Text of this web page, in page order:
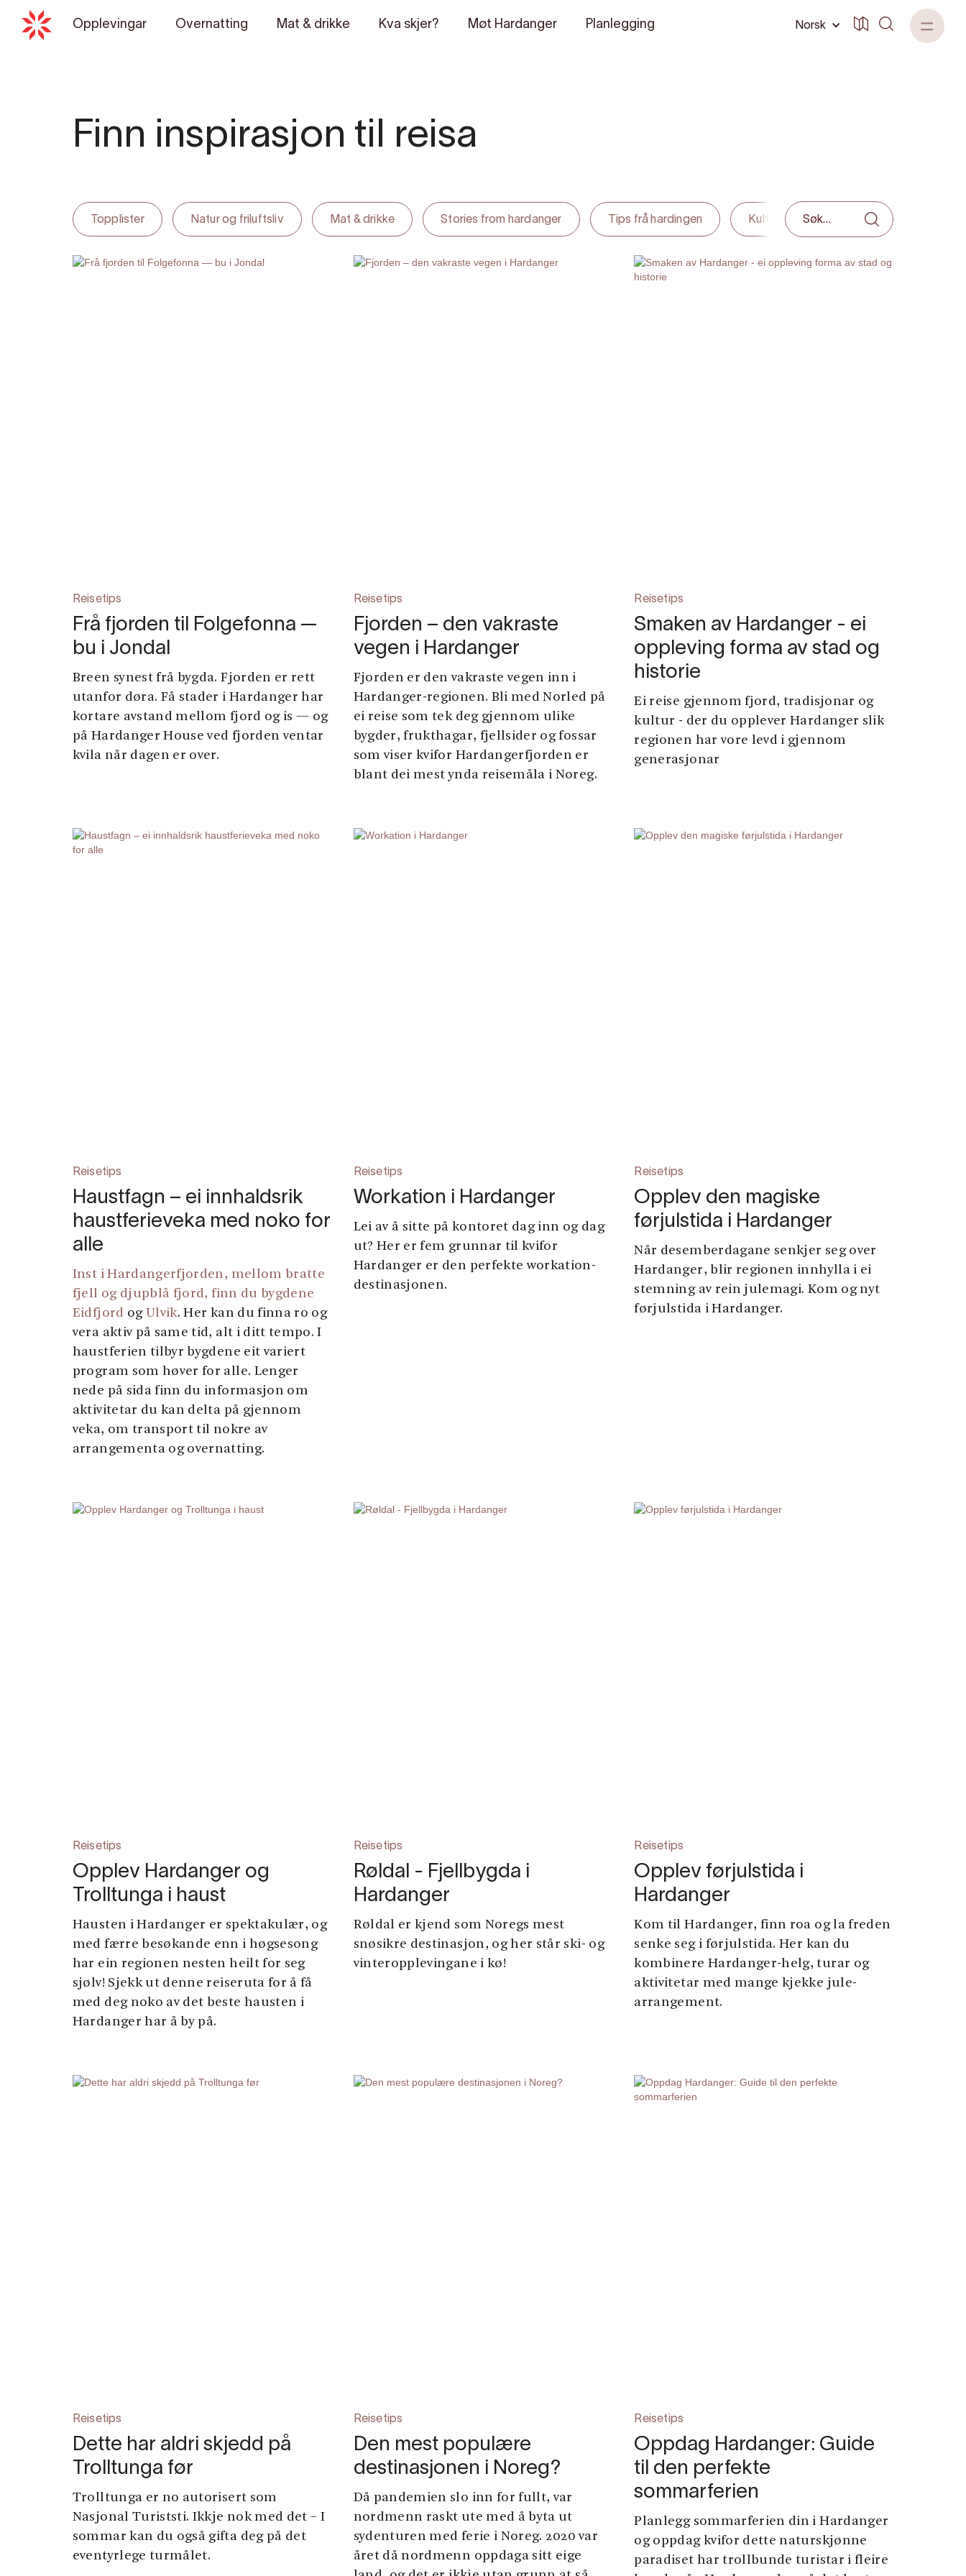
Norsk
Opplevingar Overnatting Mat & drikke Kva skjer? Møt Hardanger Planlegging
Finn inspirasjon til reisa
Topplister Natur og friluftsliv Mat & drikke Stories from hardanger Tips frå hardingen Kultur og historie Familievennleg
Reisetips
Frå fjorden til Folgefonna —
bu i Jondal
Breen synest frå bygda. Fjorden er rett
utanfor døra. Få stader i Hardanger har
kortare avstand mellom fjord og is — og
på Hardanger House ved fjorden ventar
kvila når dagen er over.
Reisetips
Fjorden – den vakraste
vegen i Hardanger
Fjorden er den vakraste vegen inn i
Hardanger-regionen. Bli med Norled på
ei reise som tek deg gjennom ulike
bygder, frukthagar, fjellsider og fossar
som viser kvifor Hardangerfjorden er
blant dei mest ynda reisemåla i Noreg.
Reisetips
Smaken av Hardanger - ei
oppleving forma av stad og
historie
Ei reise gjennom fjord, tradisjonar og
kultur - der du opplever Hardanger slik
regionen har vore levd i gjennom
generasjonar
Reisetips
Haustfagn – ei innhaldsrik
haustferieveka med noko for
alle
Inst i Hardangerfjorden, mellom bratte
fjell og djupblå fjord, finn du bygdene
Eidfjord ogUlvik. Her kan du finna ro og
vera aktiv på same tid, alt i ditt tempo. I
haustferien tilbyr bygdene eit variert
program som høver for alle. Lenger
nede på sida finn du informasjon om
aktivitetar du kan delta på gjennom
veka, om transport til nokre av
arrangementa og overnatting.
Reisetips
Workation i Hardanger
Lei av å sitte på kontoret dag inn og dag
ut? Her er fem grunnar til kvifor
Hardanger er den perfekte workation-
destinasjonen.
Reisetips
Opplev den magiske
førjulstida i Hardanger
Når desemberdagane senkjer seg over
Hardanger, blir regionen innhylla i ei
stemning av rein julemagi. Kom og nyt
førjulstida i Hardanger.
Reisetips
Opplev Hardanger og
Trolltunga i haust
Hausten i Hardanger er spektakulær, og
med færre besøkande enn i høgsesong
har ein regionen nesten heilt for seg
sjølv! Sjekk ut denne reiseruta for å få
med deg noko av det beste hausten i
Hardanger har å by på.
Reisetips
Røldal - Fjellbygda i
Hardanger
Røldal er kjend som Noregs mest
snøsikre destinasjon, og her står ski- og
vinteropplevingane i kø!
Reisetips
Opplev førjulstida i
Hardanger
Kom til Hardanger, finn roa og la freden
senke seg i førjulstida. Her kan du
kombinere Hardanger-helg, turar og
aktivitetar med mange kjekke jule-
arrangement.
Reisetips
Dette har aldri skjedd på
Trolltunga før
Trolltunga er no autorisert som
Nasjonal Turiststi. Ikkje nok med det – I
sommar kan du også gifta deg på det
eventyrlege turmålet.
Reisetips
Den mest populære
destinasjonen i Noreg?
Då pandemien slo inn for fullt, var
nordmenn raskt ute med å byta ut
sydenturen med ferie i Noreg. 2020 var
året då nordmenn oppdaga sitt eige
Reisetips
Oppdag Hardanger: Guide
til den perfekte
sommarferien
Planlegg sommarferien din i Hardanger
og oppdag kvifor dette naturskjønne
paradiset har trollbunde turistar i fleire